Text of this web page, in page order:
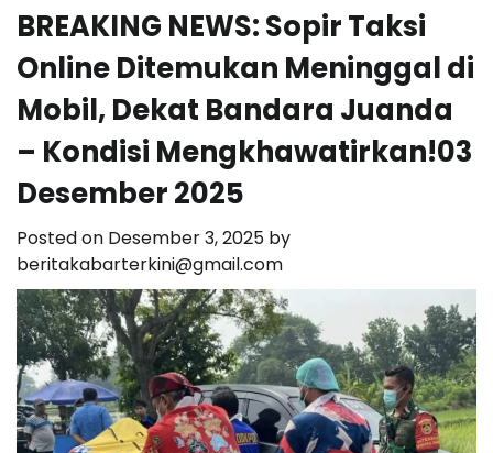
BREAKING NEWS: Sopir Taksi
Online Ditemukan Meninggal di
Mobil, Dekat Bandara Juanda
– Kondisi Mengkhawatirkan!03
Desember 2025
Posted on Desember 3, 2025 by
beritakabarterkini@gmail.com